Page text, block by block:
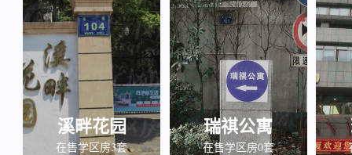
溪畔花园
在售学区房3套
瑞祺公寓
在售学区房0套